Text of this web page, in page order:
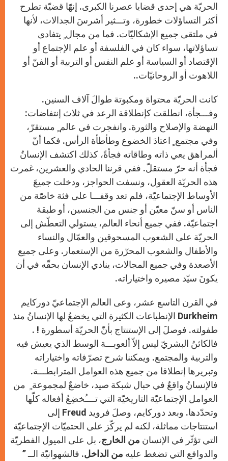
الحريّة هي إحدى قضايا عصرنا الكبرى. إنهّا قضيّة تطرح
أكثر التساؤلات خطورة، وتـــثير أشرسَ الجدالات، لأنها
في ملتقى جميع الإشكاليّات. فما من مجال ٍ يتفادى
تساؤلاتها، سواء كان في الفلسفة أو علم الإجتماع أو
الإقتصاد أو السياسة أو علم النفس أو التربية أو الفنّ أو
اللاهوت أو الروحانيّات..
كانت الحريّة محتواة ومكبوتة طوالَ آلاف السنين.
وفـــجأة، انطلقت كإنطلاقة الرعد في ثلاث إنتفاضات:
النهضة والإصلاح والثورة. وانفجرت في عالم ٍ مستقرّ،
وفي مجتمع ٍ اعتادَ الخضوع وطأطأة الرأس. فكما أنّ
ألمراهق يعي ذاته وطاقاته فجأةً، كذلك اكتشف الإنسانُ
فجأة أنه حرّ مستقلّ. ففي قرننا الحادي والعشرين، غمرت
هذه الحريّة العقول، ونسفت الحواجز، ودخلت جميعَ
الأوساط الإجتماعيّة، فلم تعد وقفـــا على فئة خاصّة من
الناس أو سنّ معيّن أو جنس من الجنسين، أو طبقة
اجتماعيّة. ففي جميع أنحاء العالم، يستولي التعطّش إلى
الحريّة على الشعوب المسحوقين والعمّال والنساء
والأطفال والشعوب المحرّرة من الإستعمار. وعلى جميع
الأصعدة وفي جميع المجالات، ينادي الإنسان بحقّه في أن
يكونَ سيّد مصيره واختياراته.
في القرن التاسع عشر، وعى العالم الإجتماعيّ دوركايم
Durkheim الإنطباعات الكثيرة التي يخضعُ لها الإنسانُ منذ
طفولته. فوصلَ إلى الإستنتاج بأنّ الحريّة أسطورة ! .
فالكائنُ البشريّ ليس إلاّ ألعوبـــة الوسط الذي يعيش فيه
والتربية والمجتمع. ويمكننا شرح تصرّفاته واختياراته
وتبريرها إنطلاقا من جميع هذه العوامل المترابطـــة.
فالإنسانُ واقعٌ في حبال شبكة صيد، خاضعٌ لمجموعة ٍ من
العوامل الإجتماعيّة التاريخيّة التي تــــُخضِعُ أفعاله كلّها
وتحدّدها. وبعد دوركايم، وصلَ فرويد Freud إلى
استنتاجات مماثلة، لكنه لم يركّز على الحتميّات الإجتماعيّة
التي تؤثّر في الإنسان من الخارج، بل على الميول الفطريّة
والدوافع التي تضغط عليه من الداخل. فالشهوانيّة الــ ”